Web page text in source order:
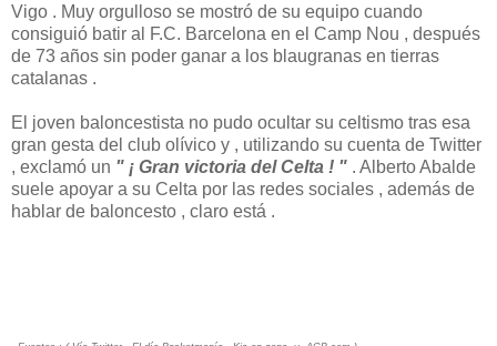
Vigo . Muy orgulloso se mostró de su equipo cuando
consiguió batir al F.C. Barcelona en el Camp Nou , después
de 73 años sin poder ganar a los blaugranas en tierras
catalanas .
El joven baloncestista no pudo ocultar su celtismo tras esa
gran gesta del club olívico y , utilizando su cuenta de Twitter
, exclamó un " ¡ Gran victoria del Celta ! " . Alberto Abalde
suele apoyar a su Celta por las redes sociales , además de
hablar de baloncesto , claro está .